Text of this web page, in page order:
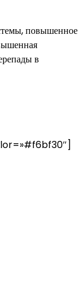
повышенное
в